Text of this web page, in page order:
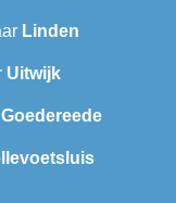
Linden
Uitwijk
Goedereede